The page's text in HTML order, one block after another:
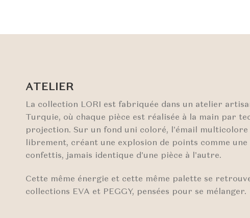
ATELIER
La collection LORI est fabriquée dans un atelier
Turquie, où chaque pièce est réalisée à la main par
projection. Sur un fond uni coloré, l'émail
librement, créant une explosion de points comme une
confettis, jamais identique d'une pièce à l'autre.
Cette même énergie et cette même palette se
collections EVA et PEGGY, pensées pour se mélanger.